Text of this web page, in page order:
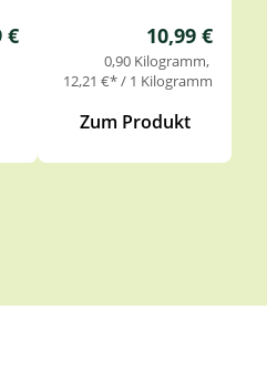
Preis:
€ Regulärer
10,99 €
0,90 Kilogramm
12,21 €* / 1 Kilogramm
Zum Produkt